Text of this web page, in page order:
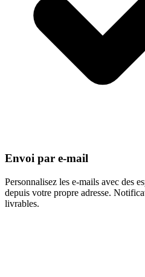
Envoi par e-mail
Personnalisez les e-mails avec des
depuis votre propre adresse.
livrables.